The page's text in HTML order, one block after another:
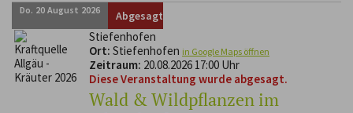
Do. 20 August 2026 Abgesagt
Stiefenhofen
Ort: Stiefenhofen in Google Maps öffnen
Zeitraum: 20.08.2026 17:00 Uhr
Diese Veranstaltung wurde abgesagt.
Wald & Wildpflanzen im